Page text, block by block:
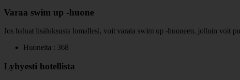
Varaa swim up -huone
Jos haluat lisäluksusta lomallesi, voit varata swim up -huoneen, jolloin voit
Huoneita : 368
Lyhyesti hotellista